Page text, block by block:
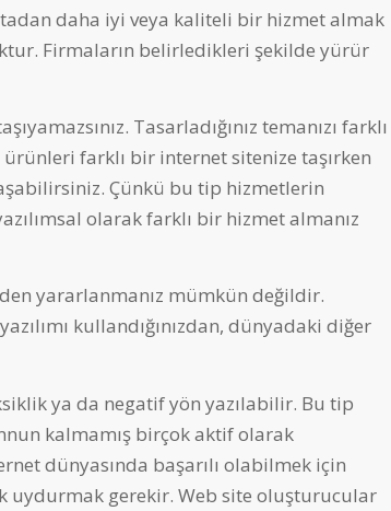
daha iyi veya kaliteli bir hizmet almak
Firmaların belirledikleri şekilde yürür
Tasarladığınız temanızı farklı
farklı bir internet sitenize taşırken
Çünkü bu tip hizmetlerin
olarak farklı bir hizmet almanız
yararlanmanız mümkün değildir.
kullandığınızdan, dünyadaki diğer
ya da negatif yön yazılabilir. Bu tip
kalmamış birçok aktif olarak
dünyasında başarılı olabilmek için
uydurmak gerekir. Web site oluşturucular